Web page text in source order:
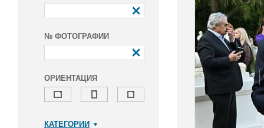
№ ФОТОГРАФИИ
ОРИЕНТАЦИЯ
КАТЕГОРИИ